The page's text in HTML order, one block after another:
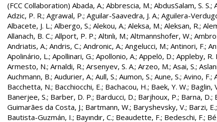
(FCC Collaboration) Abada, A.; Abbrescia, M.; AbdusSalam, S. S.;
Adzic, P. R.; Agrawal, P.; Aguilar-Saavedra, J. A.; Aguilera-
Albacete, J. L.; Albergo, S.; Alekou, A.; Aleksa, M.; Aleksan, R.;
Allanach, B. C.; Allport, P. P.; Altınlı, M.; Altmannshofer, W.;
Andriatis, A.; Andris, C.; Andronic, A.; Angelucci, M.; Antinori, F.;
Apolinário, L.; Apollinari, G.; Apollonio, A.; Appelö, D.; Appleby, R.
Armesto, N.; Arnaldi, R.; Arsenyev, S. A.; Arzeo, M.; Asai, S.;
Auchmann, B.; Audurier, A.; Aull, S.; Aumon, S.; Aune, S.; Avino, F.;
Bacchetta, N.; Bacchiocchi, E.; Bachacou, H.; Baek, Y. W.; Baglin,
Banerjee, S.; Barber, D. P.; Barducci, D.; Barjhoux, P.; Barna, D.;
Guimarães da Costa, J.; Bartmann, W.; Baryshevsky, V.; Barzi, E.
Bautista-Guzmán, I.; Bayındır, C.; Beaudette, F.; Bedeschi, F.;